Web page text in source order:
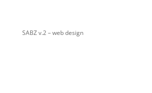
SABZ v.2– web design